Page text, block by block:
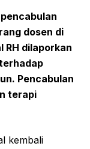
dosen di
RH dilaporkan
Pencabulan
terapi
kembali